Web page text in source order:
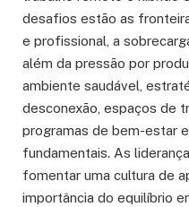
desafios estão as
e profissional, a
além da pressão por
ambiente saudável,
desconexão, espaços de
programas de bem-estar
fundamentais. As
fomentar uma cultura de
importância do equilíbrio